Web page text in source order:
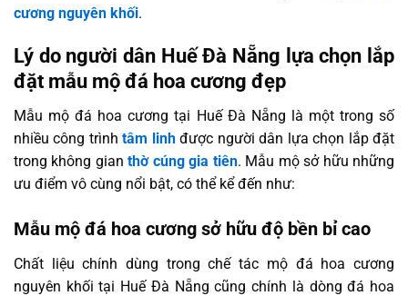
cương nguyên khối.
Lý do người dân Huế Đà Nẵng lựa chọn lắp
đặt mẫu mộ đá hoa cương đẹp
Mẫu mộ đá hoa cương tại Huế Đà Nẵng là một trong số
nhiều công trìnhtâm linhđược người dân lựa chọn lắp đặt
trong không gianthờ cúng gia tiên. Mẫu mộ sở hữu những
ưu điểm vô cùng nổi bật, có thể kể đến như:
Mẫu mộ đá hoa cương sở hữu độ bền bỉ cao
Chất liệu chính dùng trong chế tác mộ đá hoa cương
nguyên khối tại Huế Đà Nẵng cũng chính là dòng đá hoa